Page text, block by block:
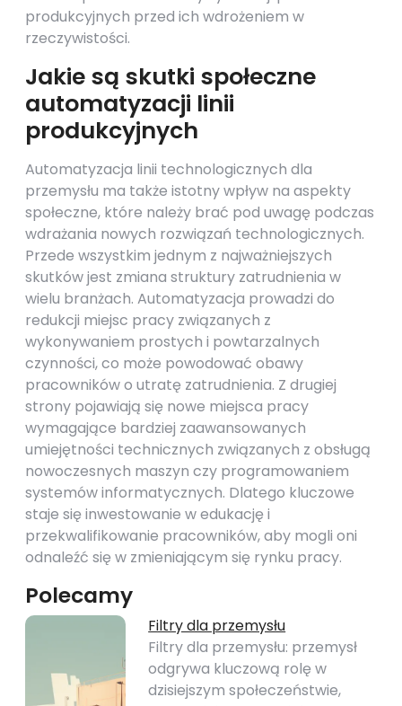
produkcyjnych przed ich wdrożeniem w
rzeczywistości.
Jakie są skutki społeczne
automatyzacji linii
produkcyjnych
Automatyzacja linii technologicznych dla
przemysłu ma także istotny wpływ na aspekty
społeczne, które należy brać pod uwagę podczas
wdrażania nowych rozwiązań technologicznych.
Przede wszystkim jednym z najważniejszych
skutków jest zmiana struktury zatrudnienia w
wielu branżach. Automatyzacja prowadzi do
redukcji miejsc pracy związanych z
wykonywaniem prostych i powtarzalnych
czynności, co może powodować obawy
pracowników o utratę zatrudnienia. Z drugiej
strony pojawiają się nowe miejsca pracy
wymagające bardziej zaawansowanych
umiejętności technicznych związanych z obsługą
nowoczesnych maszyn czy programowaniem
systemów informatycznych. Dlatego kluczowe
staje się inwestowanie w edukację i
przekwalifikowanie pracowników, aby mogli oni
odnaleźć się w zmieniającym się rynku pracy.
Polecamy
Filtry dla przemysłu
Filtry dla przemysłu: przemysł
odgrywa kluczową rolę w
dzisiejszym społeczeństwie,